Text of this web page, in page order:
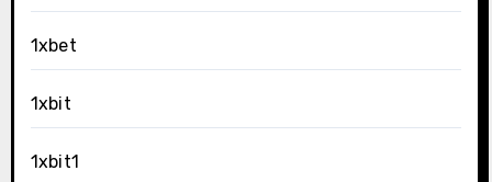
1xbet
1xbit
1xbit1